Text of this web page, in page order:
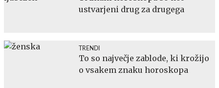
ustvarjeni drug za drugega
TRENDI
To so največje zablode, ki krožijo
o vsakem znaku horoskopa